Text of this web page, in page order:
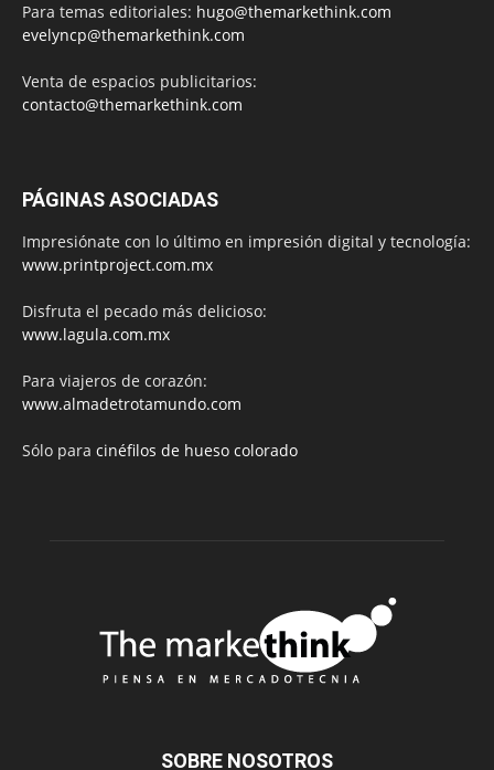
Para temas editoriales: hugo@themarkethink.com
evelyncp@themarkethink.com
Venta de espacios publicitarios:
contacto@themarkethink.com
PÁGINAS ASOCIADAS
Impresiónate con lo último en impresión digital y tecnología:
www.printproject.com.mx
Disfruta el pecado más delicioso:
www.lagula.com.mx
Para viajeros de corazón:
www.almadetrotamundo.com
Sólo para cinéfilos de hueso colorado
SOBRE NOSOTROS